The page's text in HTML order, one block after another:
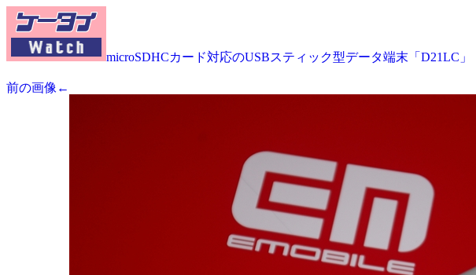
microSDHCカード対応のUSBスティック型データ端末「D21LC」
前の画像←